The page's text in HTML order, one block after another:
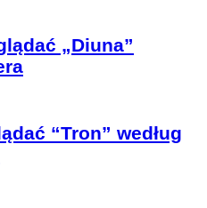
„Diuna”
“Tron” według